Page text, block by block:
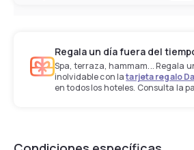
Regala un día fuera del
Spa, terraza, hammam... Regala
inolvidable con latarjeta regalo
en todos los hoteles. Consulta la